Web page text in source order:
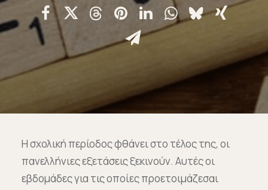
Επικοινωνία
Ευκαιρίες Καριέρας
e-mathisi
Voucher
Η σχολική περίοδος φθάνει στο τέλος της, οι
πανελλήνιες εξετάσεις ξεκινούν. Αυτές οι
εβδομάδες για τις οποίες προετοιμάζεσαι